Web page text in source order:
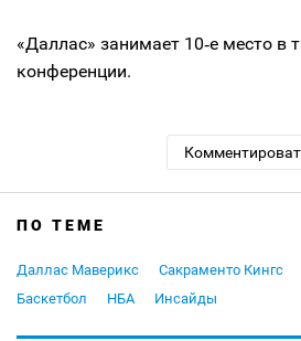
«Даллас» занимает 10‑е место в
конференции.
ПО ТЕМЕ
Даллас Маверикс Сакраменто Кингс
Баскетбол
НБА Инсайды